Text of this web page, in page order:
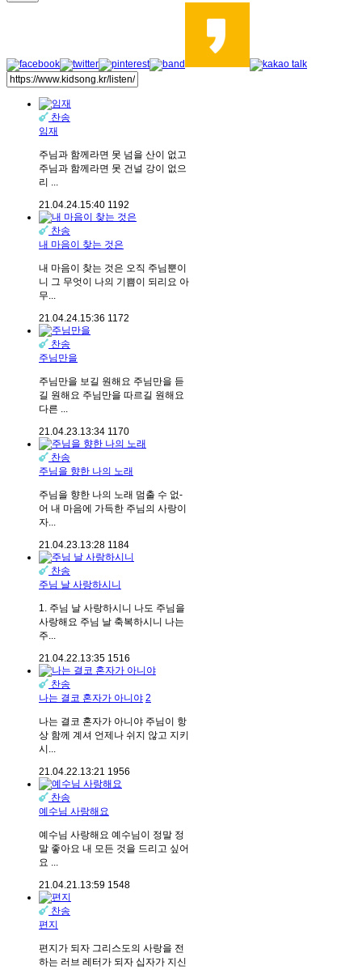
찬송
임재
주님과 함께라면 못 넘을 산이 없고
주님과 함께라면 못 건널 강이 없으
리 ...
21.04.24.15:40 1192
찬송
내 마음이 찾는 것은
내 마음이 찾는 것은 오직 주님뿐이
니 그 무엇이 나의 기쁨이 되리요 아
무...
21.04.24.15:36 1172
찬송
주님만을
주님만을 보길 원해요 주님만을 듣
길 원해요 주님만을 따르길 원해요
다른 ...
21.04.23.13:34 1170
찬송
주님을 향한 나의 노래
주님을 향한 나의 노래 멈출 수 없-
어 내 마음에 가득한 주님의 사랑이
자...
21.04.23.13:28 1184
찬송
주님 날 사랑하시니
1. 주님 날 사랑하시니 나도 주님을
사랑해요 주님 날 축복하시니 나는
주...
21.04.22.13:35 1516
찬송
나는 결코 혼자가 아니야 2
나는 결코 혼자가 아니야 주님이 항
상 함께 계셔 언제나 쉬지 않고 지키
시...
21.04.22.13:21 1956
찬송
예수님 사랑해요
예수님 사랑해요 예수님이 정말 정
말 좋아요 내 모든 것을 드리고 싶어
요 ...
21.04.21.13:59 1548
찬송
편지
편지가 되자 그리스도의 사랑을 전
하는 러브 레터가 되자 십자가 지신